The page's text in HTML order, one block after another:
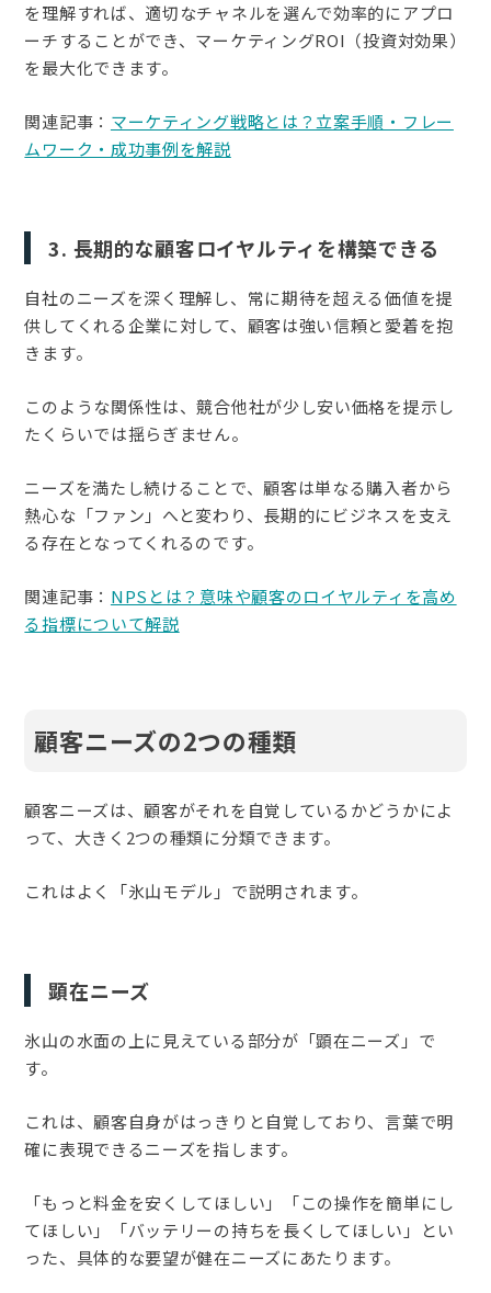
を理解すれば、適切なチャネルを選んで効率的にアプロ
ーチすることができ、マーケティングROI（投資対効果）
を最大化できます。
関連記事： マーケティング戦略とは？立案手順・フレー
ムワーク・成功事例を解説
3. 長期的な顧客ロイヤルティを構築できる
自社のニーズを深く理解し、常に期待を超える価値を提
供してくれる企業に対して、顧客は強い信頼と愛着を抱
きます。
このような関係性は、競合他社が少し安い価格を提示し
たくらいでは揺らぎません。
ニーズを満たし続けることで、顧客は単なる購入者から
熱心な「ファン」へと変わり、長期的にビジネスを支え
る存在となってくれるのです。
関連記事： NPSとは？意味や顧客のロイヤルティを高め
る指標について解説
顧客ニーズの2つの種類
顧客ニーズは、顧客がそれを自覚しているかどうかによ
って、大きく2つの種類に分類できます。
これはよく「氷山モデル」で説明されます。
顕在ニーズ
氷山の水面の上に見えている部分が「顕在ニーズ」で
す。
これは、顧客自身がはっきりと自覚しており、言葉で明
確に表現できるニーズを指します。
「もっと料金を安くしてほしい」「この操作を簡単にし
てほしい」「バッテリーの持ちを長くしてほしい」とい
った、具体的な要望が健在ニーズにあたります。